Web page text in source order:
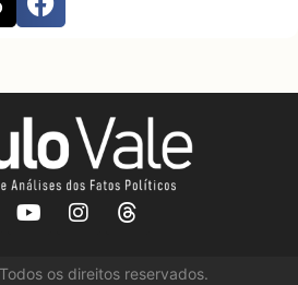
os direitos reservados.